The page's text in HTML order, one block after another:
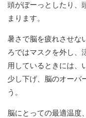
頭がぼーっとしたり、
まります。
暑さで脳を疲れさせな
ろではマスクを外し、
用しているときには、
少し下げ、脳のオーバ
う。
脳にとっての最適温度